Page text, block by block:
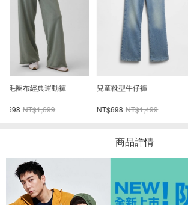
兒童靴型牛仔褲
NT$698 NT$1,499
兒童VintageSoft楔形
NT$598 NT$1,299
商品詳情